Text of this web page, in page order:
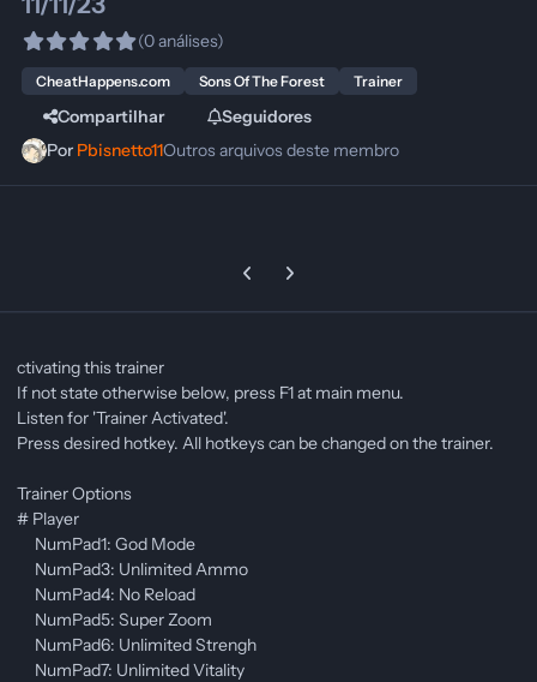
(0 análises)
CheatHappens.com Sons Of The Forest Trainer
Compartilhar
Seguidores
Por Pbisnetto11Outros arquivos deste membro
Previous carousel slide
Next carousel slide
ctivating this trainer
If not state otherwise below, press F1 at main menu.
Listen for 'Trainer Activated'.
Press desired hotkey. All hotkeys can be changed on the trainer.
Trainer Options
# Player
NumPad1: God Mode
NumPad3: Unlimited Ammo
NumPad4: No Reload
NumPad5: Super Zoom
NumPad6: Unlimited Strengh
NumPad7: Unlimited Vitality